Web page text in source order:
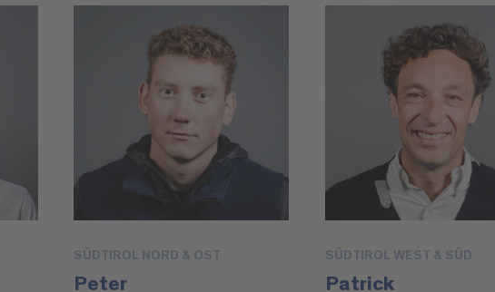
SÜDTIROL NORD & OST
Peter
SÜDTIROL WEST & SÜD
Patrick